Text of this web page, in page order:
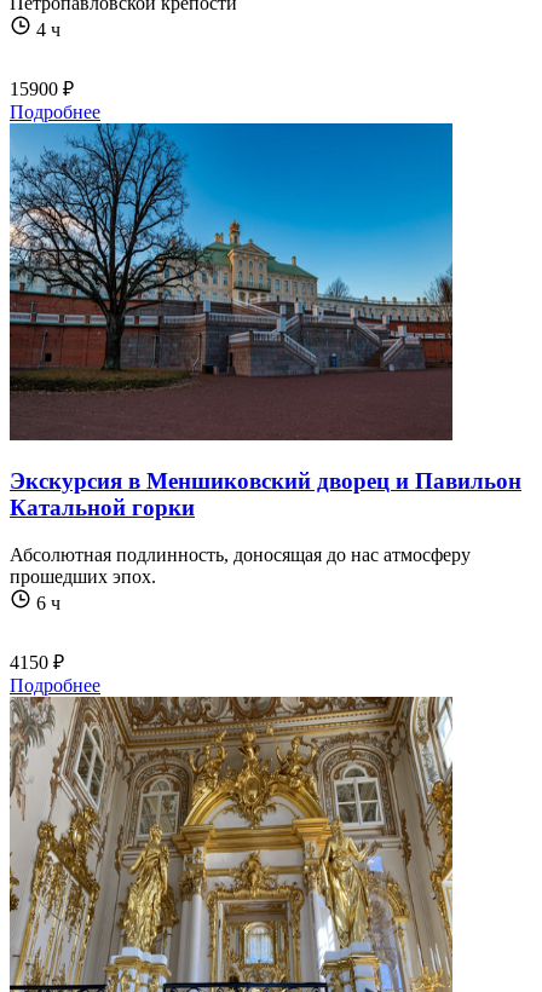
4 ч
15900 ₽
Подробнее
Экскурсия в Меншиковский дворец и Павильон
Катальной горки
Абсолютная подлинность, доносящая до нас атмосферу
прошедших эпох.
6 ч
4150 ₽
Подробнее